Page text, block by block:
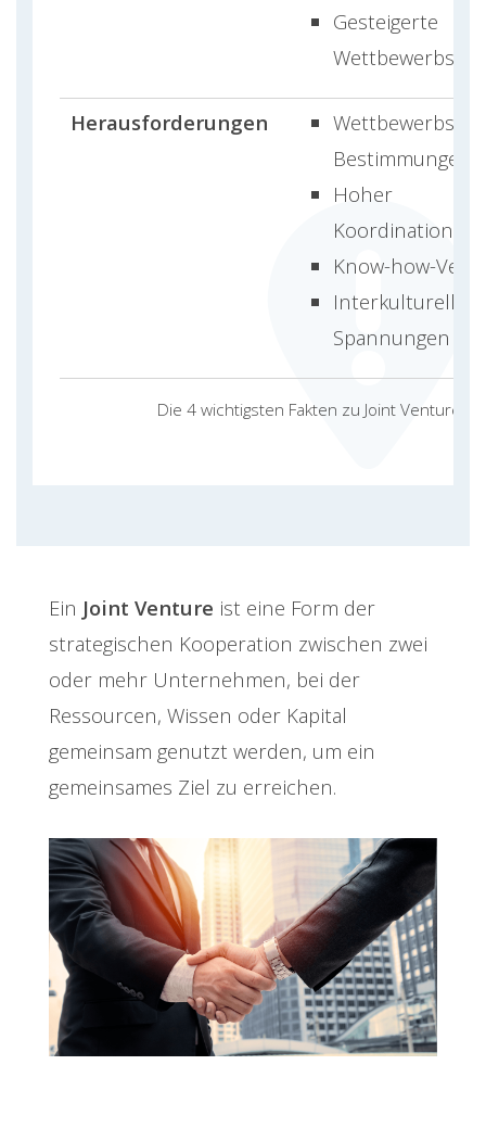
Die 4 wichtigsten Fakten zu Joint Venture
Gesteigerte
Herausforderungen
Bestimmungen
Hoher
Know-how-
Interkulturelle
Spannungen
Ein Joint Venture ist eine Form der
strategischen Kooperation zwischen zwei
oder mehr Unternehmen, bei der
Ressourcen, Wissen oder Kapital
gemeinsam genutzt werden, um ein
gemeinsames Ziel zu erreichen.